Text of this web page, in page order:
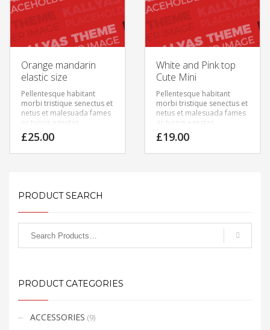
Orange mandarin
elastic size
Pellentesque habitant
morbi tristique senectus et
netus et malesuada fames
ac turpis egestas.
Vestibulum tortor quam,
feugiat vitae, ultricies eget,
est. Mauris placerat
eleifend leo.
£25.00
White and Pink top
Cute Mini
Pellentesque habitant
morbi tristique senectus et
netus et malesuada fames
ac turpis egestas.
Vestibulum tortor quam,
feugiat vitae, ultricies eget,
£19.00
PRODUCT SEARCH
PRODUCT CATEGORIES
ACCESSORIES (9)